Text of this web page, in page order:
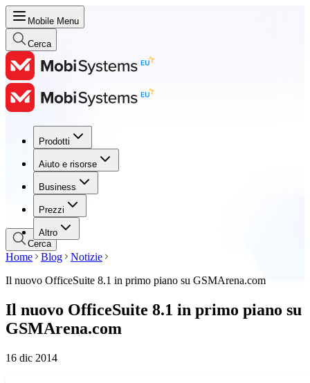
Mobile Menu
Cerca
Prodotti
Aiuto e risorse
Business
Prezzi
Altro
Prodotti
Aiuto e risorse
Business
Prezzi
Cerca
Home Blog
Notizie
Il nuovo OfficeSuite 8.1 in primo piano su GSMArena.com
Il nuovo OfficeSuite 8.1 in primo piano su
GSMArena.com
16 dic 2014